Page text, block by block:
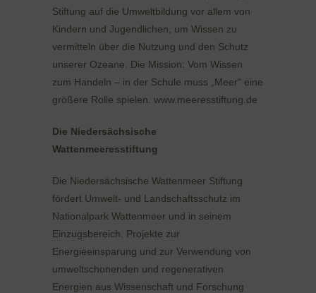
Stiftung auf die Umweltbildung vor allem von
Kindern und Jugendlichen, um Wissen zu
vermitteln über die Nutzung und den Schutz
unserer Ozeane. Die Mission: Vom Wissen
zum Handeln – in der Schule muss „Meer“ eine
größere Rolle spielen. www.meeresstiftung.de
Die Niedersächsische
Wattenmeeresstiftung
Die Niedersächsische Wattenmeer Stiftung
fördert Umwelt- und Landschaftsschutz im
Nationalpark Wattenmeer und in seinem
Einzugsbereich. Projekte zur
Energieeinsparung und zur Verwendung von
umweltschonenden und regenerativen
Energien aus Wissenschaft und Forschung